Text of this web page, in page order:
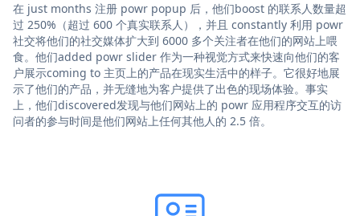
在 just months 注册 powr popup 后，他们boost 的联系人数量超
过 250%（超过 600 个真实联系人），并且 constantly 利用 powr
社交将他们的社交媒体扩大到 6000 多个关注者在他们的网站上喂
食。他们added powr slider 作为一种视觉方式来快速向他们的客
户展示coming to 主页上的产品在现实生活中的样子。它很好地展
示了他们的产品，并无缝地为客户提供了出色的现场体验。事实
上，他们discovered发现与他们网站上的 powr 应用程序交互的访
问者的参与时间是他们网站上任何其他人的 2.5 倍。